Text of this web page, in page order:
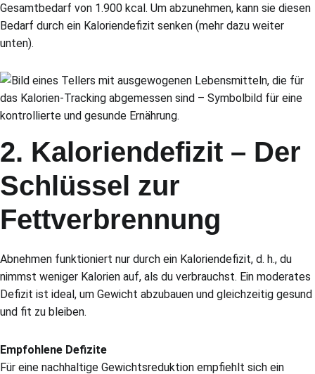
Gesamtbedarf von 1.900 kcal. Um abzunehmen, kann sie diesen
Bedarf durch ein Kaloriendefizit senken (mehr dazu weiter
unten).
2. Kaloriendefizit – Der
Schlüssel zur
Fettverbrennung
Abnehmen funktioniert nur durch ein Kaloriendefizit, d. h., du
nimmst weniger Kalorien auf, als du verbrauchst. Ein moderates
Defizit ist ideal, um Gewicht abzubauen und gleichzeitig gesund
und fit zu bleiben.
Empfohlene Defizite
Für eine nachhaltige Gewichtsreduktion empfiehlt sich ein